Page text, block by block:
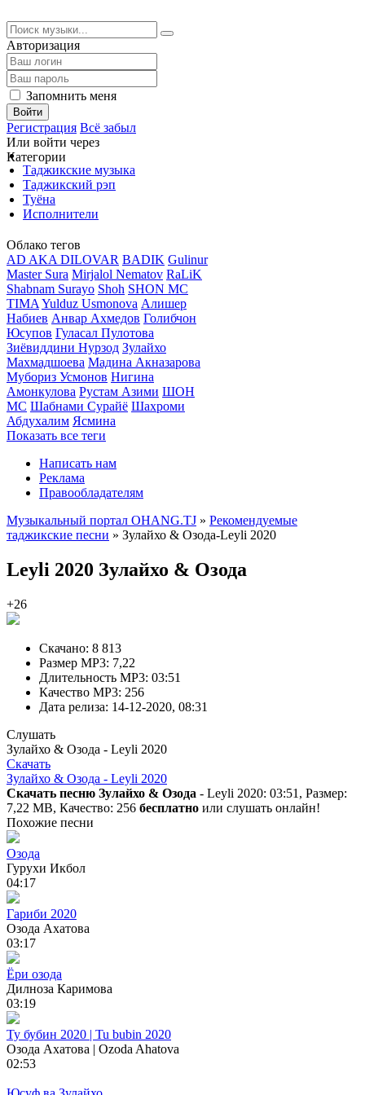
Авторизация
Запомнить меня
Войти
Регистрация Всё забыл
Или войти через
Категории
Таджикские музыка
Таджикский рэп
Туёна
Исполнители
Облако тегов
AD AKA DILOVAR BADIK Gulinur
Master Sura Mirjalol Nematov RaLiK
Shabnam Surayo Shoh SHON MC
TIMA Yulduz Usmonova Алишер
Набиев Анвар Ахмедов Голибчон
Юсупов Гуласал Пулотова
Зиёвиддини Нурзод Зулайхо
Махмадшоева Мадина Акназарова
Мубориз Усмонов Нигина
Амонкулова Рустам Азими ШОН
МС Шабнами Сурайё Шахроми
Абдухалим Ясмина
Показать все теги
Написать нам
Реклама
Правообладателям
Музыкальный портал OHANG.TJ » Рекомендуемые
таджикские песни » Зулайхо & Озода-Leyli 2020
Leyli 2020 Зулайхо & Озода
+26
Скачано: 8 813
Размер MP3: 7,22
Длительность MP3: 03:51
Качество MP3: 256
Дата релиза: 14-12-2020, 08:31
Слушать
Зулайхо & Озода - Leyli 2020
Скачать
Зулайхо & Озода - Leyli 2020
Скачать песню Зулайхо & Озода - Leyli 2020: 03:51, Размер:
7,22 MB, Качество: 256 бесплатно или слушать онлайн!
Похожие песни
Озода
Гурухи Икбол
04:17
Гариби 2020
Озода Ахатова
03:17
Ёри озода
Дилноза Каримова
03:19
Ту бубин 2020 | Tu bubin 2020
Озода Ахатова | Ozoda Ahatova
02:53